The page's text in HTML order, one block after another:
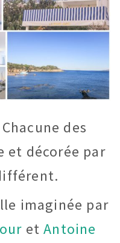
des
et décorée par
imaginée par
etAntoine